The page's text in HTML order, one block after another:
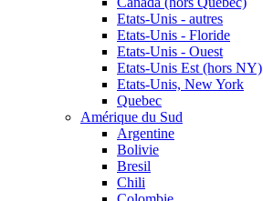
Etats-Unis - autres
Etats-Unis - Floride
Etats-Unis - Ouest
Etats-Unis Est (hors NY)
Etats-Unis, New York
Quebec
Amérique du Sud
Argentine
Bolivie
Bresil
Chili